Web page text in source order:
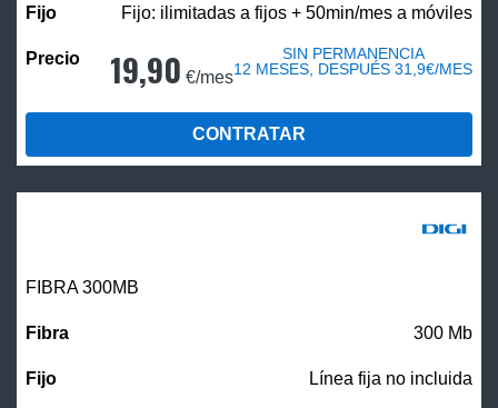
Fijo: ilimitadas a fijos + 50min/mes a móviles
19,90 €/mes
SIN PERMANENCIA
12 MESES, DESPUÉS 31,9€/MES
CONTRATAR
FIBRA 300MB
300 Mb
Línea fija no incluida